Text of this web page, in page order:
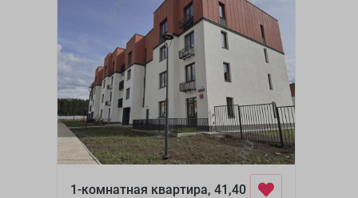
1-комнатная квартира, 41,40